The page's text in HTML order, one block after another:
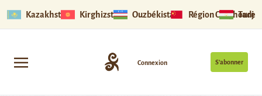
Kazakhstan Kirghizstan Ouzbékistan Région Ouïghoure
S’abonner
Connexion